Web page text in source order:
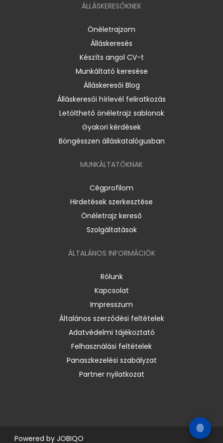
ÁLLÁSKERESŐKNEK
Önéletrajzom
Álláskeresés
Készíts angol CV-t
Munkáltató keresése
Álláskeresői Blog
Álláskeresői hírlevél feliratkozás
Letölthető önéletrajz sablonok
Gyakori kérdések
Böngésszen álláskatalógusban
MUNKÁLTATÓKNAK
Cégprofilom
Hirdetések szerkesztése
Önéletrajz kereső
Szolgáltatások
ÁLTALÁNOS INFORMÁCIÓK
Rólunk
Kapcsolat
Impresszum
Általános szerződési feltételek
Adatvédelmi tájékoztató
Felhasználási feltételek
Panaszkezelési szabályzat
Partner nyilatkozat
Powered by JOBIQO